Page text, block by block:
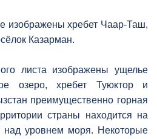
изображены хребет Чаар-Таш,
Казарман.
листа изображены ущелье
озеро, хребет Туюктор и
преимущественно горная
страны находится на
уровнем моря. Некоторые